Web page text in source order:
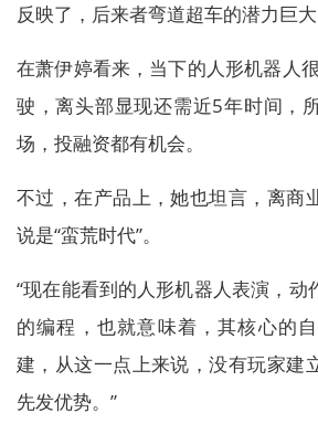
反映了，后来者弯道超车的潜力巨大
在萧伊婷看来，当下的人形机器人
驶，离头部显现还需近5年时间，
场，投融资都有机会。
不过，在产品上，她也坦言，离商
说是“蛮荒时代”。
“现在能看到的人形机器人表演，动
的编程，也就意味着，其核心的
建，从这一点上来说，没有玩家建
先发优势。”